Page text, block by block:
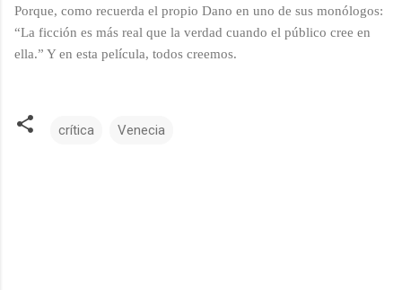
Porque, como recuerda el propio Dano en uno de sus monólogos:
“La ficción es más real que la verdad cuando el público cree en
ella.” Y en esta película, todos creemos.
crítica Venecia